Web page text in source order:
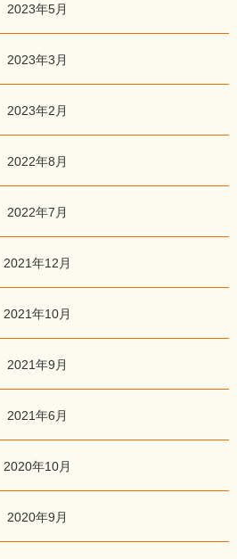
2023年5月
2023年3月
2023年2月
2022年8月
2022年7月
2021年12月
2021年10月
2021年9月
2021年6月
2020年10月
2020年9月